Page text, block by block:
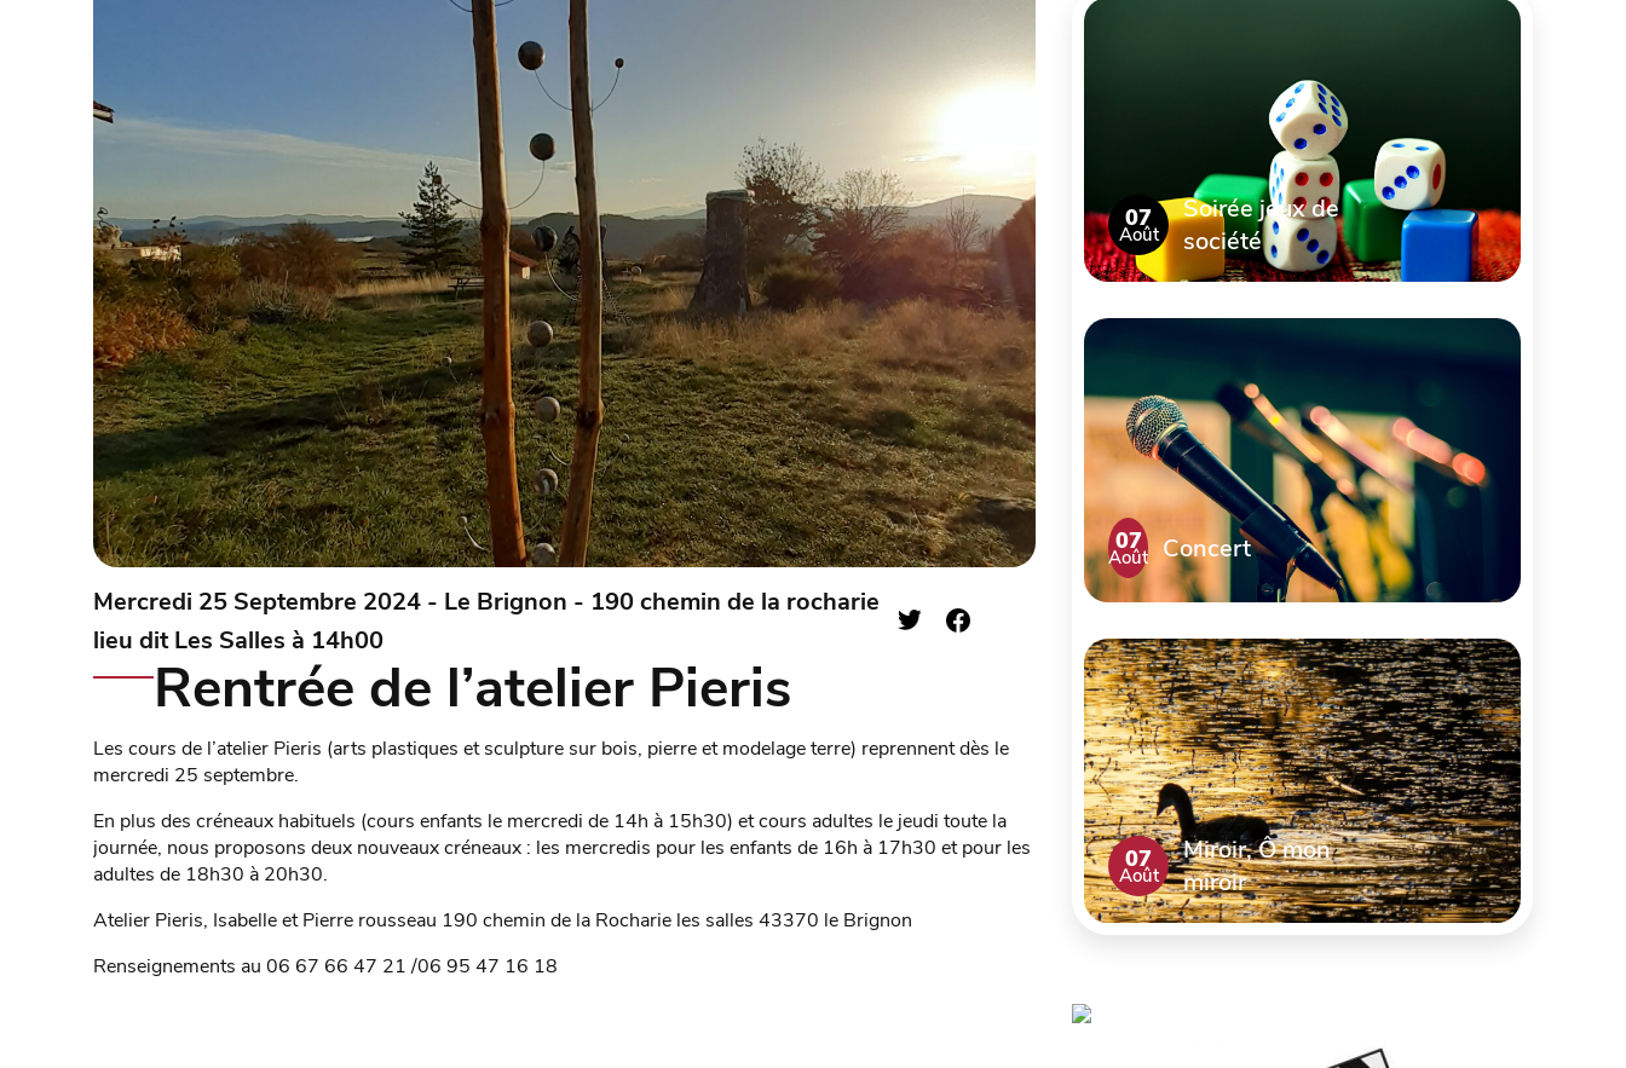
Mercredi 25 Septembre 2024 - Le Brignon - 190 chemin de la rocharie
lieu dit Les Salles à 14h00
Rentrée de l’atelier Pieris
Les cours de l’atelier Pieris (arts plastiques et sculpture sur bois, pierre et modelage terre) reprennent dès le
mercredi 25 septembre.
En plus des créneaux habituels (cours enfants le mercredi de 14h à 15h30) et cours adultes le jeudi toute la
journée, nous proposons deux nouveaux créneaux : les mercredis pour les enfants de 16h à 17h30 et pour les
adultes de 18h30 à 20h30.
Atelier Pieris, Isabelle et Pierre rousseau 190 chemin de la Rocharie les salles 43370 le Brignon
Renseignements au 06 67 66 47 21 /06 95 47 16 18
07
Août
Soirée jeux de
société
07
Août Concert
07
Août
Miroir, Ô mon
miroir